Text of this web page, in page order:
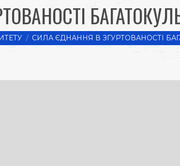
СИЛА ЄДНАННЯ В ЗГУРТОВАНОСТІ